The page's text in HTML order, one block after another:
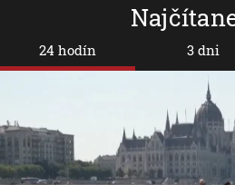
24 hodín 3 dni